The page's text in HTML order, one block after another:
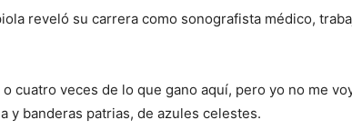
reveló su carrera como sonografista médico,
cuatro veces de lo que gano aquí, pero yo no me
y banderas patrias, de azules celestes.